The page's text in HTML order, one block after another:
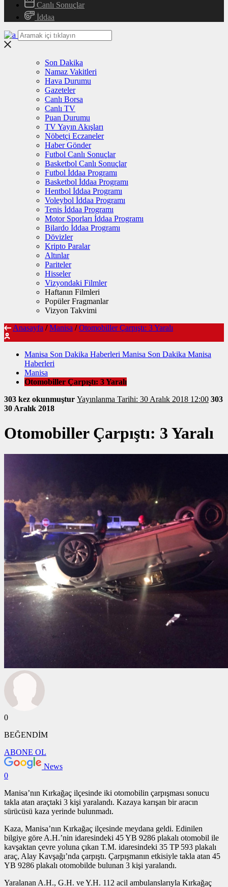
Canlı Sonuçlar
İddaa
Son Dakika
Namaz Vakitleri
Hava Durumu
Gazeteler
Canlı Borsa
Canlı TV
Puan Durumu
TV Yayın Akışları
Nöbetçi Eczaneler
Haber Gönder
Futbol Canlı Sonuçlar
Basketbol Canlı Sonuçlar
Futbol İddaa Programı
Basketbol İddaa Programı
Hentbol İddaa Programı
Voleybol İddaa Programı
Tenis İddaa Programı
Motor Sporları İddaa Programı
Bilardo İddaa Programı
Dövizler
Kripto Paralar
Altınlar
Pariteler
Hisseler
Vizyondaki Filmler
Haftanın Filmleri
Popüler Fragmanlar
Vizyon Takvimi
Anasayfa / Manisa / Otomobiller Çarpıştı: 3 Yaralı
Manisa Son Dakika Haberleri Manisa Son Dakika Manisa
Haberleri
Manisa
Otomobiller Çarpıştı: 3 Yaralı
303 kez okunmuştur Yayınlanma Tarihi: 30 Aralık 2018 12:00 303
30 Aralık 2018
Otomobiller Çarpıştı: 3 Yaralı
0
BEĞENDİM
ABONE OL
News
0
Manisa’nın Kırkağaç ilçesinde iki otomobilin çarpışması sonucu
takla atan araçtaki 3 kişi yaralandı. Kazaya karışan bir aracın
sürücüsü kaza yerinde bulunmadı.
Kaza, Manisa’nın Kırkağaç ilçesinde meydana geldi. Edinilen
bilgiye göre A.H.’nin idaresindeki 45 YB 9286 plakalı otomobil ile
kavşaktan çevre yoluna çıkan T.M. idaresindeki 35 TP 593 plakalı
araç, Alay Kavşağı’nda çarpıştı. Çarpışmanın etkisiyle takla atan 45
YB 9286 plakalı otomobilde bulunan 3 kişi yaralandı.
Yaralanan A.H., G.H. ve Y.H. 112 acil ambulanslarıyla Kırkağaç